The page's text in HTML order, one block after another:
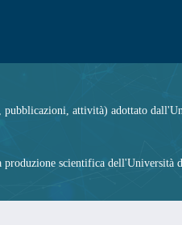
attività) adottato
scientifica